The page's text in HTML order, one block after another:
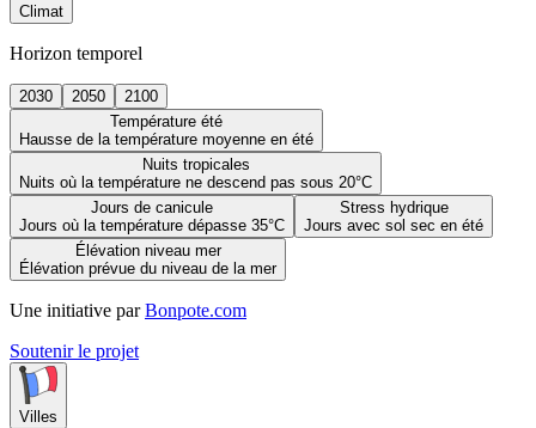
Climat
Horizon temporel
2030 2050
2100
Température été
Hausse de la température moyenne en été
Nuits tropicales
Nuits où la température ne descend pas sous 20°C
Jours de canicule
Jours où la température dépasse 35°C
Stress hydrique
Jours avec sol sec en été
Élévation niveau mer
Élévation prévue du niveau de la mer
Une initiative par Bonpote.com
Soutenir le projet
Villes